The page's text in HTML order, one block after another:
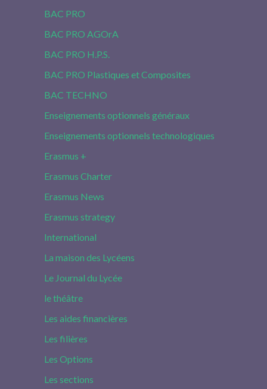
BAC PRO
BAC PRO AGOrA
BAC PRO H.P.S.
BAC PRO Plastiques et Composites
BAC TECHNO
Enseignements optionnels généraux
Enseignements optionnels technologiques
Erasmus +
Erasmus Charter
Erasmus News
Erasmus strategy
International
La maison des Lycéens
Le Journal du Lycée
le théâtre
Les aides financières
Les filières
Les Options
Les sections